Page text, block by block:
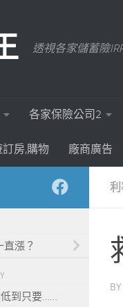
透視各家儲蓄險
各家保險公司2
房,購物 廠商廣告
BY
漲？
到只要……